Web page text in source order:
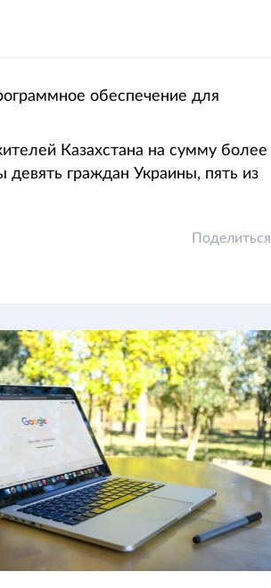
обеспечение для
Казахстана на сумму более
граждан Украины, пять из
Поделиться